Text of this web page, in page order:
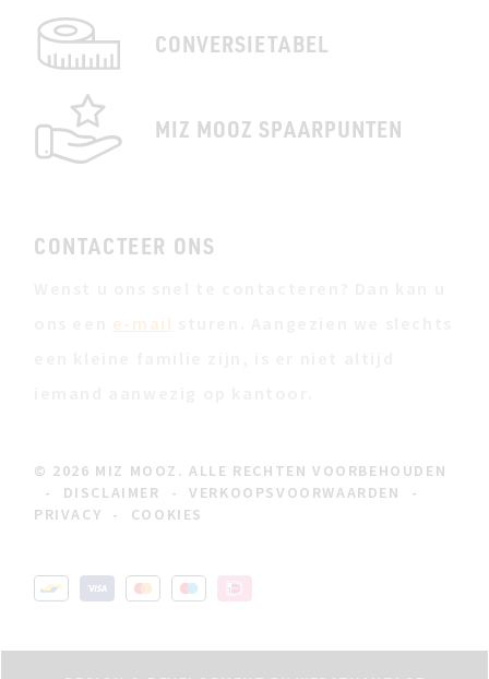
CONVERSIETABEL
MIZ MOOZ SPAARPUNTEN
CONTACTEER ONS
e-mail
© 2026 MIZ MOOZ. ALLE RECHTEN VOORBEHOUDEN
-
DISCLAIMER - VERKOOPSVOORWAARDEN
-
PRIVACY - COOKIES